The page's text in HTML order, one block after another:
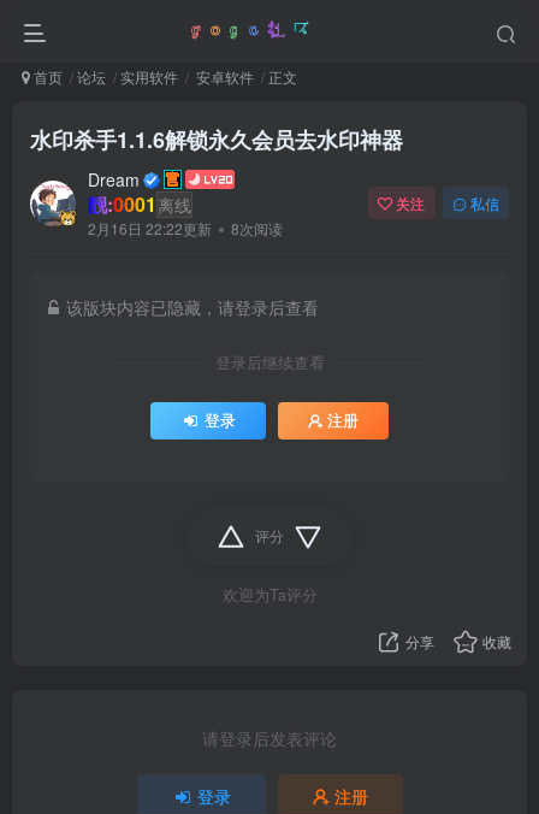
首页 论坛 实用软件 安卓软件 正文
水印杀手1.1.6解锁永久会员去水印神器
Dream
靓:0001 离线
2月16日 22:22更新 8次阅读
关注 私信
该版块内容已隐藏，请登录后查看
登录后继续查看
登录 注册
评分
欢迎为Ta评分
分享 收藏
请登录后发表评论
登录 注册